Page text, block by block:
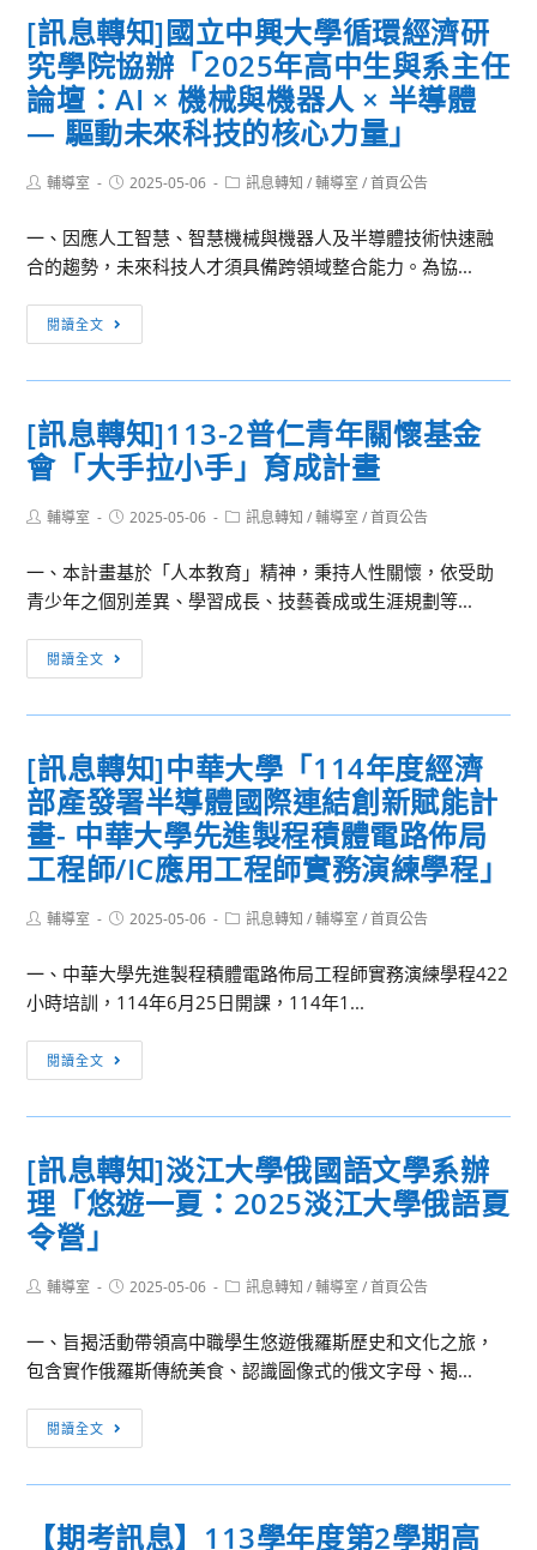
「從
數
位
到
現
AI、
與
青
少
教
育
的
未
術
研
討
會
中
央
社
全
方
位
播
營
聞
營
[訊息轉知]國立中興大學循環經濟研
究學院協辦「2025年高中生與系主任
論壇：AI × 機械與機器人 × 半導體
— 驅動未來科技的核心力量」
Post輔導室
Post2025-05-06
Post訊息轉知 / 輔導室 / 首頁公告
一、因應人工智慧、智慧機械與機器人及半導體技術快速融
合的趨勢，未來科技人才須具備跨領域整合能力。為協...
閱讀全文
息
轉
國
立
興
學
循
環
研
學
院
協
辦
年
中
生
與
任
論
壇：
AI
械
機
器
人
體
[訊息轉知]113-2普仁青年關懷基金
會「大手拉小手」育成計畫
Post輔導室
Post2025-05-06
Post訊息轉知 / 輔導室 / 首頁公告
一、本計畫基於「人本教育」精神，秉持人性關懷，依受助
青少年之個別差異、學習成長、技藝養成或生涯規劃等...
閱讀全文
息
轉
2
普
仁
青
年
關
基
金
手
拉
手」
育
畫
[訊息轉知]中華大學「114年度經濟
部產發署半導體國際連結創新賦能計
畫- 中華大學先進製程積體電路佈局
工程師/IC應用工程師實務演練學程」
Post輔導室
Post2025-05-06
Post訊息轉知 / 輔導室 / 首頁公告
一、中華大學先進製程積體電路佈局工程師實務演練學程422
小時培訓，114年6月25日開課，114年1...
閱讀全文
息
轉
中
華
「114
度
經
發
半
[訊息轉知]淡江大學俄國語文學系辦
理「悠遊一夏：2025淡江大學俄語夏
令營」
Post輔導室
Post2025-05-06
Post訊息轉知 / 輔導室 / 首頁公告
一、旨揭活動帶領高中職學生悠遊俄羅斯歷史和文化之旅，
包含實作俄羅斯傳統美食、認識圖像式的俄文字母、揭...
閱讀全文
息
轉
淡
【期考訊息】113學年度第2學期高